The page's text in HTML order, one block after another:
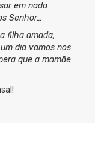
em nada
Senhor…
filha amada,
dia vamos nos
que a mamãe